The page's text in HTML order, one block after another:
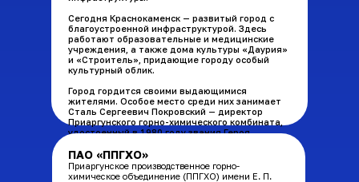
Сегодня Краснокаменск — развитый город с
благоустроенной инфраструктурой. Здесь
работают образовательные и медицинские
учреждения, а также дома культуры «Даурия»
и «Строитель», придающие городу особый
культурный облик.
Город гордится своими выдающимися
жителями. Особое место среди них занимает
Сталь Сергеевич Покровский — директор
Приаргунского горно-химического комбината,
удостоенный в 1980 году звания Героя
предприятия мирового уровня. Его научное
наследие включает более 130 работ по
добыче и переработке урана, что
ПАО «ППГХО»
Приаргунское производственное горно-
химическое объединение (ППГХО) имени Е. П.